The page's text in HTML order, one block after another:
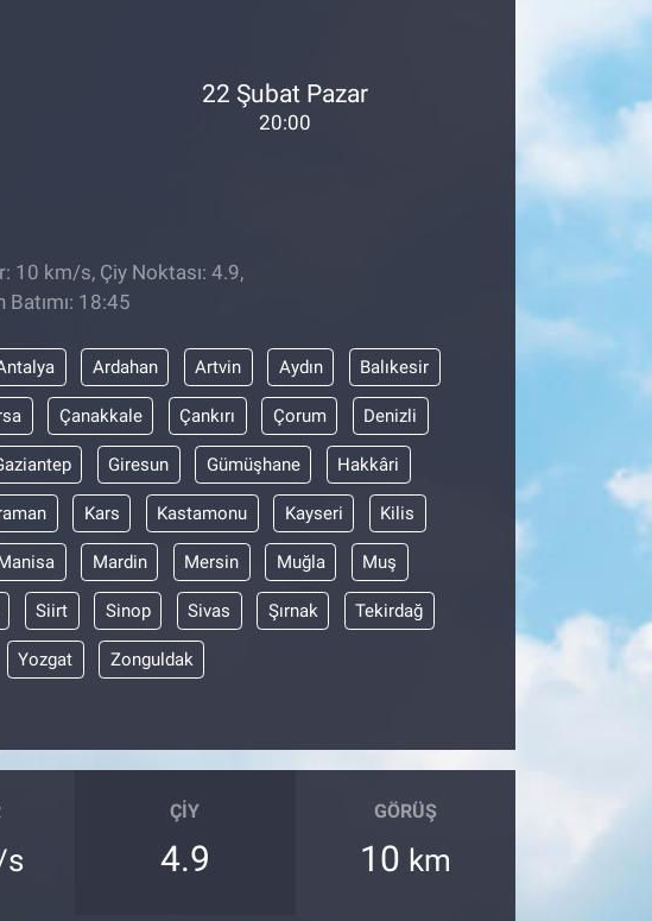
22 Şubat Pazar
20:00
10 km/s, Çiy Noktası: 4.9,
18:45
Ardahan Artvin Aydın Balıkesir
Çanakkale Çankırı Çorum Denizli
Giresun Gümüşhane Hakkâri
Kars Kastamonu Kayseri Kilis
Mardin Mersin Muğla Muş
Siirt Sinop Sivas Şırnak Tekirdağ
Yozgat Zonguldak
s
ÇIY
4.9
GÖRÜŞ
10 km